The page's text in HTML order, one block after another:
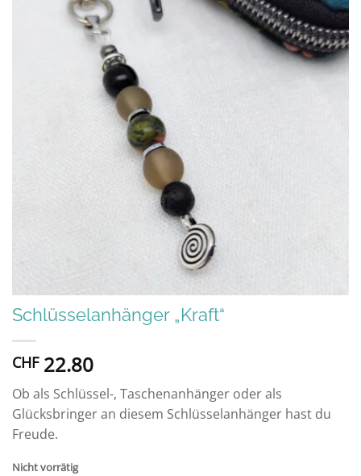
Schlüsselanhänger „Kraft“
CHF22.80
Ob als Schlüssel-, Taschenanhänger oder als
Glücksbringer an diesem Schlüsselanhänger hast du
Freude.
Nicht vorrätig